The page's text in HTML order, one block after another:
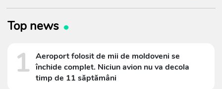
Top news
1 Aeroport folosit de mii de moldoveni se
închide complet. Niciun avion nu va decola
timp de 11 săptămâni